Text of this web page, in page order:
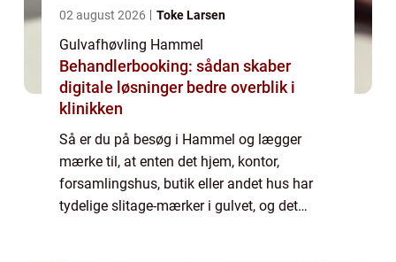
02 august 2026 Toke Larsen
Gulvafhøvling Hammel
Behandlerbooking: sådan skaber
digitale løsninger bedre overblik i
klinikken
Så er du på besøg i Hammel og lægger
mærke til, at enten det hjem, kontor,
forsamlingshus, butik eller andet hus har
tydelige slitage-mærker i gulvet, og det